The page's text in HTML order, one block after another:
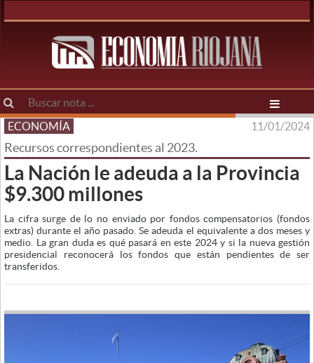
ECONOMÍA 11/01/2024
Recursos correspondientes al 2023.
La Nación le adeuda a la Provincia
$9.300 millones
La cifra surge de lo no enviado por fondos compensatorios (fondos
extras) durante el año pasado. Se adeuda el equivalente a dos meses y
medio. La gran duda es qué pasará en este 2024 y si la nueva gestión
presidencial reconocerá los fondos que están pendientes de ser
transferidos.